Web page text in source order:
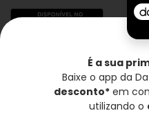
Frete grátis*
É a sua
Baixe o app da
desconto*em
utilizando o